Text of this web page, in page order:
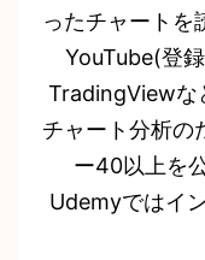
ったチャートを
YouTube(登
TradingViewな
チャート分析の
ー40以上を
Udemyではイ